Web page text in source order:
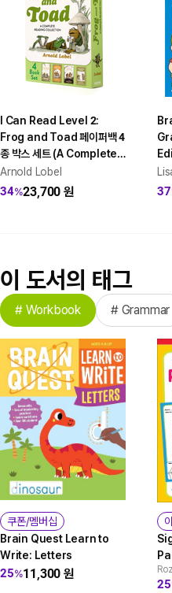
I Can Read Level 2:
Frog and Toad 페이퍼백 4
종 박스 세트 (A Complete
Reading Collection)
Arnold Lobel
34%23,700원 37
이 도서의 태그
# Workbook # Grammar
쿠폰/멤버십
Brain Quest Learn to
Write: Letters
25%11,300원
25